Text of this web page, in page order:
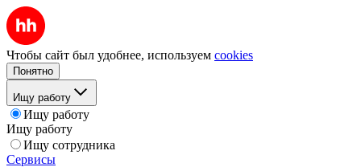
Чтобы сайт был удобнее, используем cookies
Понятно
Ищу работу
Ищу работу
Ищу работу
Ищу сотрудника
Сервисы